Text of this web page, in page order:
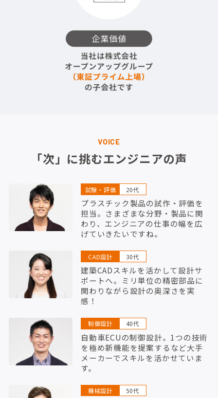
VOICE
「次」に挑むエンジニアの声
試験・評価 20代
プラスチック製品の試作・評価を
担当。さまざまな分野・製品に関
わり、エンジニアの仕事の幅を広
げていきたいですね。
CAD設計 30代
建築CADスキルを活かして設計サ
ポートへ。ミリ単位の精密部品に
関わりながら設計の奥深さを実
感！
制御設計 40代
自動車ECUの制御設計。1つの技術
を極め新機能を提案するなど大手
メーカーでスキルを活かせていま
す。
機械設計 50代